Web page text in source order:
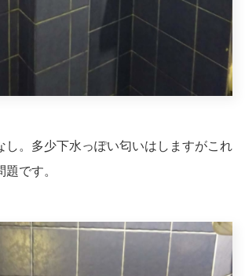
し。多少下水っぽい匂いはしますがこれ
です。